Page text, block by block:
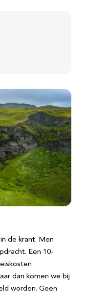
de krant. Men
Een 10-
dan komen we bij
worden. Geen